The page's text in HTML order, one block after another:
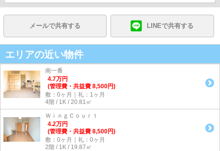
メールで共有する LINEで共有する
エリアの近い物件
南一番
4.7万円
(管理費・共益費 8,500円)
敷：0ヶ月｜礼：1ヶ月
4階 / 1K / 20.81㎡
ＷｉｎｇＣｏｕｒｔ
4.2万円
(管理費・共益費 8,500円)
敷：0ヶ月｜礼：0ヶ月
2階 / 1K / 19.87㎡